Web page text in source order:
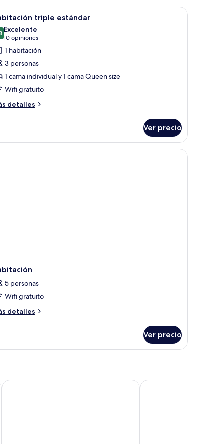
sofá gris, una cama con colcha estampada de flores azules y un ventanal
Habitación de hotel con dos camas, un
4 triple estándar
de 10
Excelente
10 opiniones
(10
opiniones)
1 habitación
3 personas
1 cama individual y 1 cama Queen size
Wifi gratuito
detalles
Ver precio
5 personas
Wifi gratuito
detalles
Ver precio
Prixma Hotel Samawi